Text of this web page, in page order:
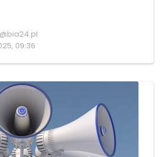
09:36